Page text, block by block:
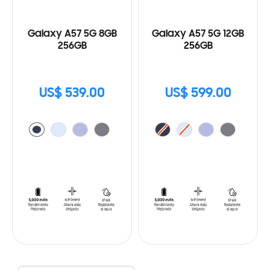
Galaxy A57 5G 8GB
256GB
US$ 539.00
Galaxy A57 5G 12GB
256GB
US$ 599.00